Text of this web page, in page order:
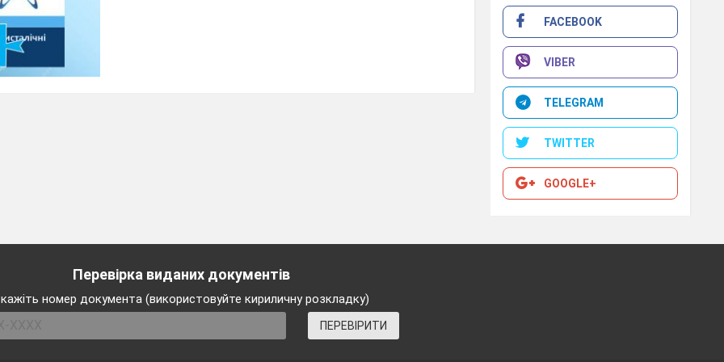
FACEBOOK
VIBER
TELEGRAM
TWITTER
GOOGLE+
Перевірка виданих документів
номер документа (використовуйте кириличну розкладку)
ПЕРЕВІРИТИ